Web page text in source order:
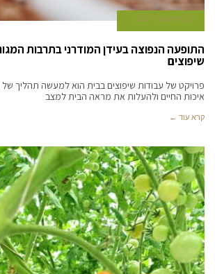
13 באוקטובר 2021
התופעה הנפוצה בעידן המודרני בתרבות
שיפוצים
פרויקט של עבודות שיפוצים בבית הוא למעשה תהליך
איכות החיים ולהעלות את מראה הבית למצב
קרא עוד ←